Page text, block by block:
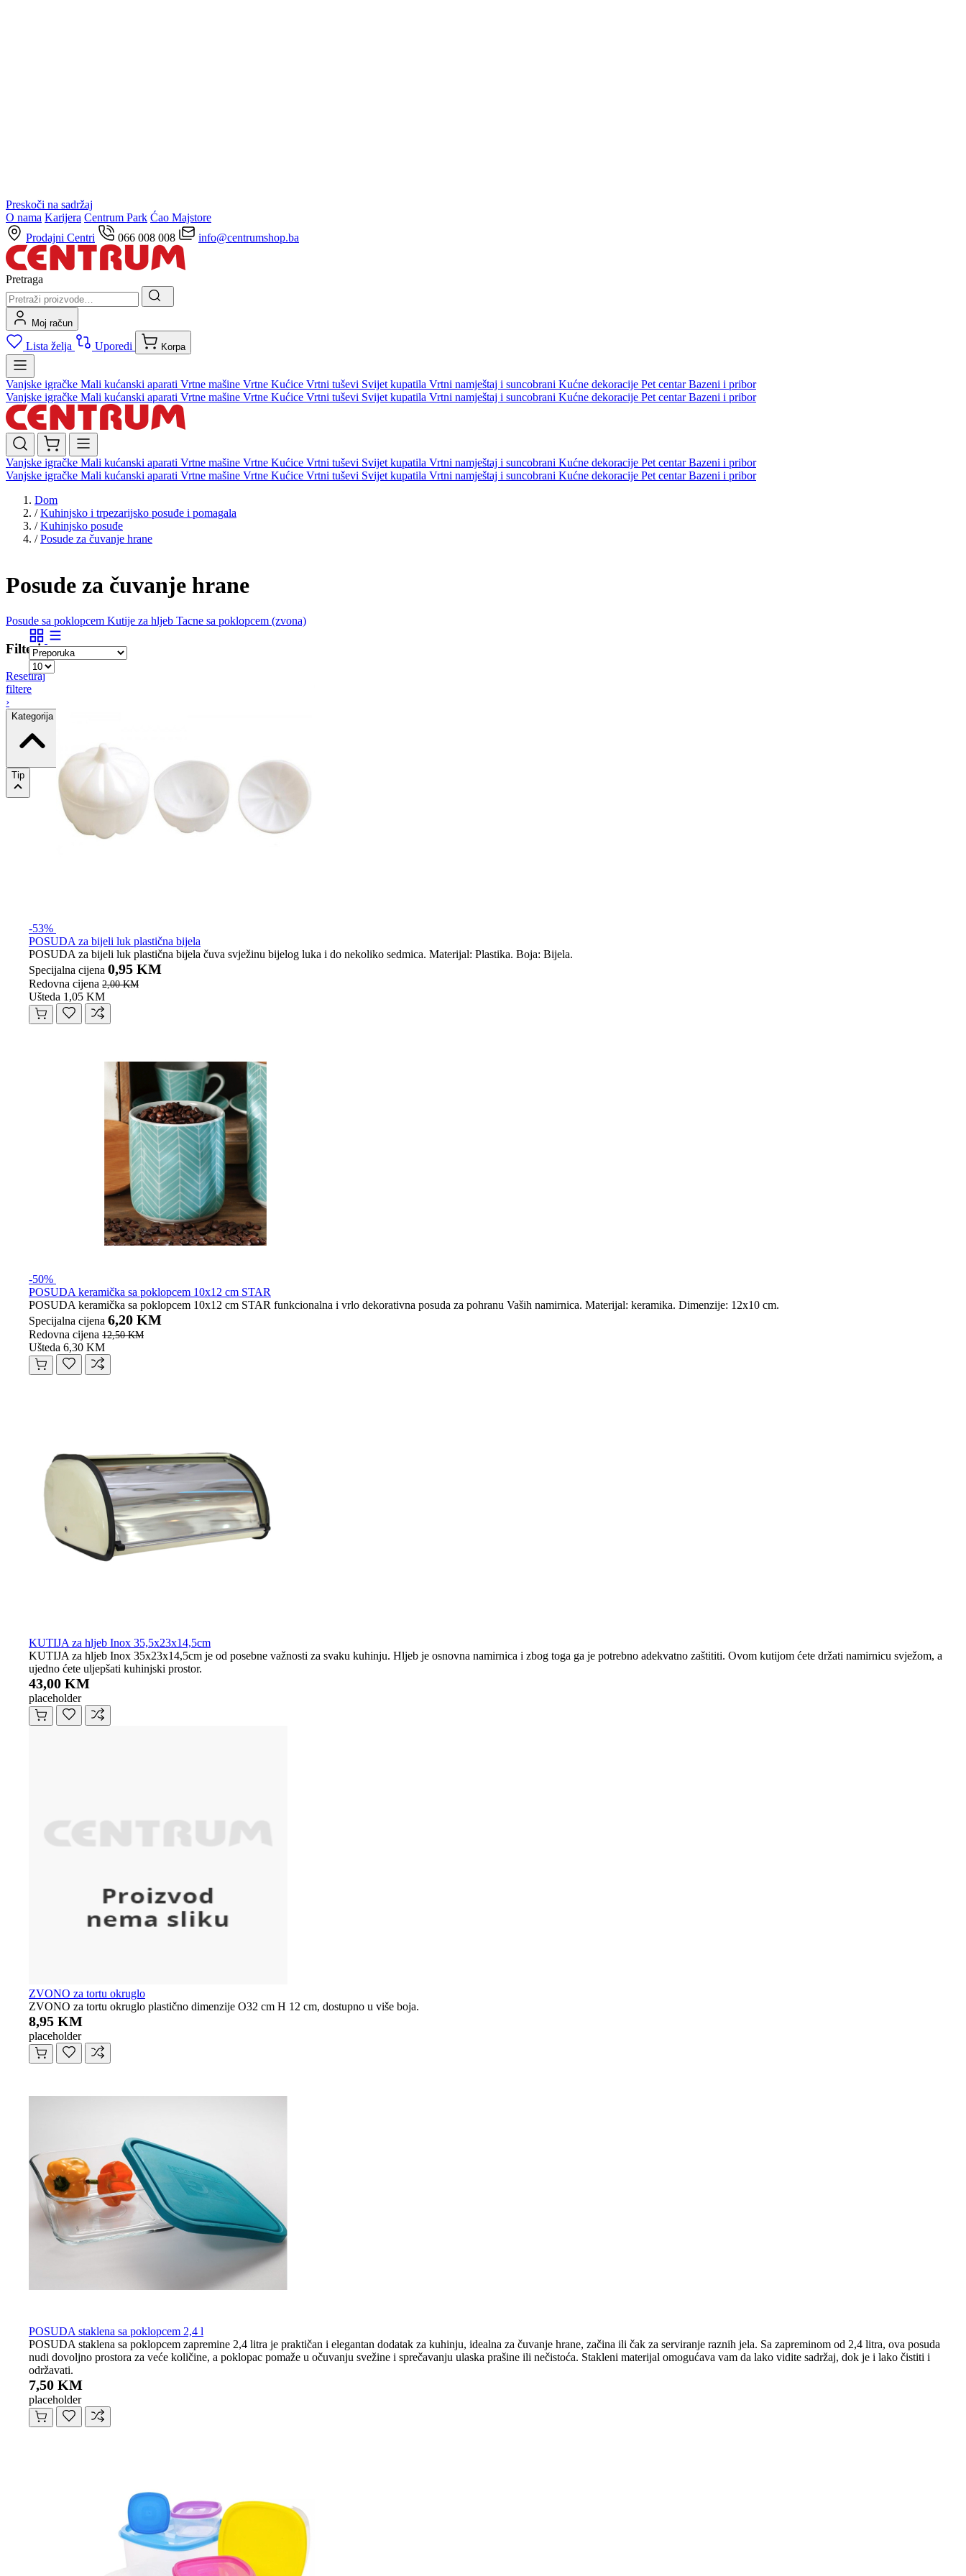
Preskoči na sadržaj
O nama Karijera Centrum Park Ćao Majstore
Prodajni Centri
066 008 008 info@centrumshop.ba
Pretraga
Moj račun
Lista želja Uporedi Korpa
Vanjske igračke Mali kućanski aparati Vrtne mašine Vrtne Kućice Vrtni tuševi Svijet kupatila Vrtni namještaj i suncobrani Kućne dekoracije Pet centarBazeni i pribor
Vanjske igračke Mali kućanski aparati Vrtne mašine Vrtne Kućice Vrtni tuševi Svijet kupatila Vrtni namještaj i suncobrani Kućne dekoracije Pet centarBazeni i pribor
Vanjske igračke Mali kućanski aparati Vrtne mašine Vrtne Kućice Vrtni tuševi Svijet kupatila Vrtni namještaj i suncobrani Kućne dekoracije Pet centarBazeni i pribor
Vanjske igračke Mali kućanski aparati Vrtne mašine Vrtne Kućice Vrtni tuševi Svijet kupatila Vrtni namještaj i suncobrani Kućne dekoracije Pet centarBazeni i pribor
Dom
/ Kuhinjsko i trpezarijsko posuđe i pomagala
/ Kuhinjsko posuđe
/ Posude za čuvanje hrane
Posude za čuvanje hrane
Posude sa poklopcem Kutije za hljeb Tacne sa poklopcem (zvona)
Filteri
Resetiraj
filtere
›
Kategorija
Tip
-53%
POSUDA za bijeli luk plastična bijela
POSUDA za bijeli luk plastična bijela čuva svježinu bijelog luka i do nekoliko sedmica. Materijal: Plastika. Boja: Bijela.
Specijalna cijena 0,95 KM
Redovna cijena 2,00 KM
Ušteda 1,05 KM
-50%
POSUDA keramička sa poklopcem 10x12 cm STAR
POSUDA keramička sa poklopcem 10x12 cm STAR funkcionalna i vrlo dekorativna posuda za pohranu Vaših namirnica. Materijal: keramika. Dimenzije: 12x10 cm.
Specijalna cijena 6,20 KM
Redovna cijena 12,50 KM
Ušteda 6,30 KM
KUTIJA za hljeb Inox 35,5x23x14,5cm
KUTIJA za hljeb Inox 35x23x14,5cm je od posebne važnosti za svaku kuhinju. Hljeb je osnovna namirnica i zbog toga ga je potrebno adekvatno zaštititi. Ovom kutijom ćete držati namirnicu svježom, a
ujedno ćete uljepšati kuhinjski prostor.
43,00 KM
placeholder
ZVONO za tortu okruglo
ZVONO za tortu okruglo plastično dimenzije O32 cm H 12 cm, dostupno u više boja.
8,95 KM
placeholder
POSUDA staklena sa poklopcem 2,4 l
POSUDA staklena sa poklopcem zapremine 2,4 litra je praktičan i elegantan dodatak za kuhinju, idealna za čuvanje hrane, začina ili čak za serviranje raznih jela. Sa zapreminom od 2,4 litra, ova posuda
nudi dovoljno prostora za veće količine, a poklopac pomaže u očuvanju svežine i sprečavanju ulaska prašine ili nečistoća. Stakleni materijal omogućava vam da lako vidite sadržaj, dok je i lako čistiti i
održavati.
7,50 KM
placeholder